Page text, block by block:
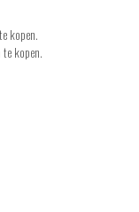
te kopen.
te kopen.